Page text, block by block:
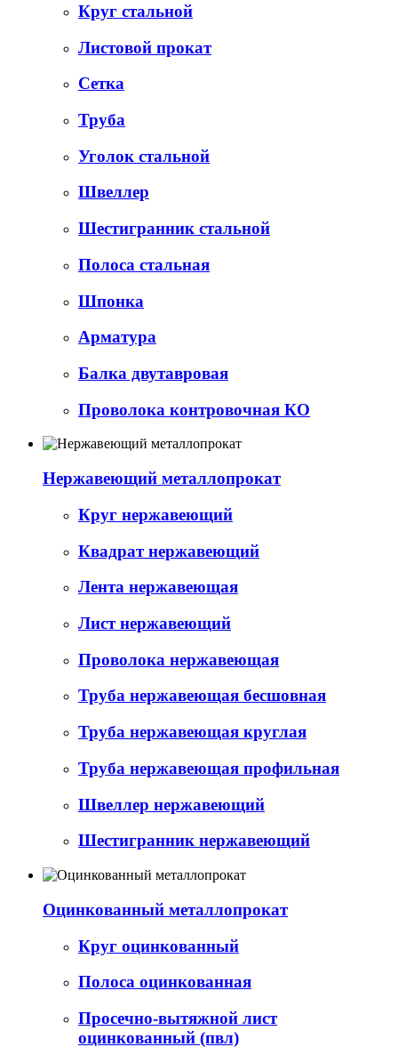
Круг стальной
Листовой прокат
Сетка
Труба
Уголок стальной
Швеллер
Шестигранник стальной
Полоса стальная
Шпонка
Арматура
Балка двутавровая
Проволока контровочная КО
Нержавеющий металлопрокат
Круг нержавеющий
Квадрат нержавеющий
Лента нержавеющая
Лист нержавеющий
Проволока нержавеющая
Труба нержавеющая бесшовная
Труба нержавеющая круглая
Труба нержавеющая профильная
Швеллер нержавеющий
Шестигранник нержавеющий
Оцинкованный металлопрокат
Круг оцинкованный
Полоса оцинкованная
Просечно-вытяжной лист
оцинкованный (пвл)